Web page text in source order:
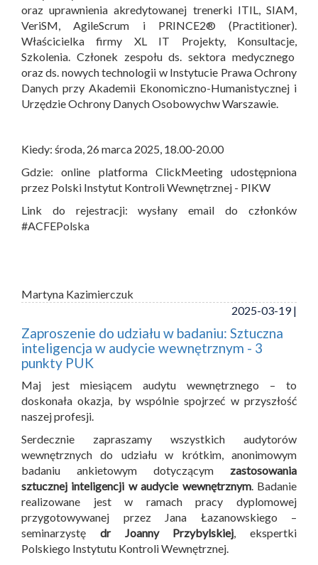
oraz uprawnienia akredytowanej trenerki ITIL, SIAM,
VeriSM, AgileScrum i PRINCE2® (Practitioner).
Właścicielka firmy XL IT Projekty, Konsultacje,
Szkolenia. Członek zespołu ds. sektora medycznego
oraz ds. nowych technologii w Instytucie Prawa Ochrony
Danych przy Akademii Ekonomiczno-Humanistycznej i
Urzędzie Ochrony Danych Osobowychw Warszawie.
Kiedy: środa, 26 marca 2025, 18.00-20.00
Gdzie: online platforma ClickMeeting udostępniona
przez Polski Instytut Kontroli Wewnętrznej - PIKW
Link do rejestracji: wysłany email do członków
#ACFEPolska
Martyna Kazimierczuk
2025-03-19 |
Zaproszenie do udziału w badaniu: Sztuczna
inteligencja w audycie wewnętrznym - 3
punkty PUK
Maj jest miesiącem audytu wewnętrznego – to
doskonała okazja, by wspólnie spojrzeć w przyszłość
naszej profesji.
Serdecznie zapraszamy wszystkich audytorów
wewnętrznych do udziału w krótkim, anonimowym
badaniu ankietowym dotyczącym zastosowania
sztucznej inteligencji w audycie wewnętrznym. Badanie
realizowane jest w ramach pracy dyplomowej
przygotowywanej przez Jana Łazanowskiego –
seminarzystę dr Joanny Przybylskiej , ekspertki
Polskiego Instytutu Kontroli Wewnętrznej.